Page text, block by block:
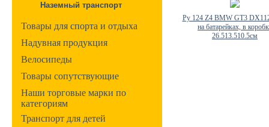
Наземный транспорт
Товары для спорта и отдыха
Надувная продукция
Велосипеды
Товары сопутствующие
Наши торговые марки по
категориям
Транспорт для детей
Ру 124 Z4 BMW GT3
на батарейках, в
26.513.510.5см